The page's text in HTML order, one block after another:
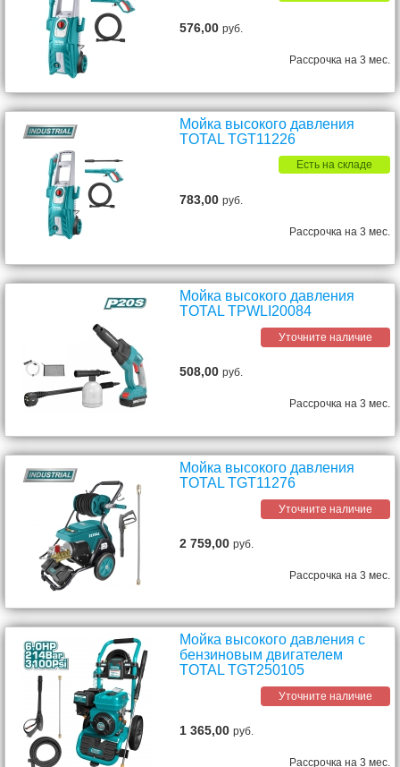
576,00руб.
Рассрочка на 3 мес.
Мойка высокого давления
TOTAL TGT11226
Есть на складе
783,00руб.
Рассрочка на 3 мес.
Мойка высокого давления
TOTAL TPWLI20084
Уточните наличие
508,00руб.
Рассрочка на 3 мес.
Мойка высокого давления
TOTAL TGT11276
Уточните наличие
2 759,00руб.
Рассрочка на 3 мес.
Мойка высокого давления с
бензиновым двигателем
TOTAL TGT250105
Уточните наличие
1 365,00руб.
Рассрочка на 3 мес.